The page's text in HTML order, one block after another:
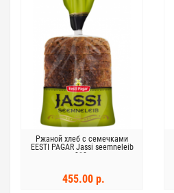
Ржаной хлеб с семечками
EESTI PAGAR Jassi seemneleib
310г
455.00 р.